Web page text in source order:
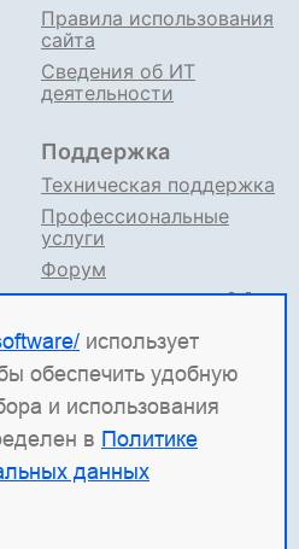
использует
обеспечить удобную
и использования
в Политике
данных
Правила использования
сайта
Сведения об ИТ
деятельности
Поддержка
Техническая поддержка
Профессиональные
услуги
Форум
Поддержка в TG
Сервер") — российская
решения для
Среди наших
веб-сервер